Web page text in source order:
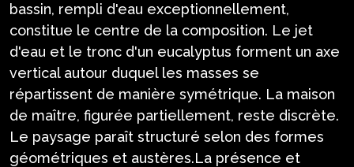
bassin, rempli d'eau exceptionnellement,
constitue le centre de la composition. Le jet
d'eau et le tronc d'un eucalyptus forment un axe
vertical autour duquel les masses se
répartissent de manière symétrique. La maison
de maître, figurée partiellement, reste discrète.
Le paysage paraît structuré selon des formes
géométriques et austères.La présence et